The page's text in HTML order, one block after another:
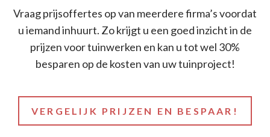
Vraag prijsoffertes op van meerdere firma’s voordat
u iemand inhuurt. Zo krijgt u een goed inzicht in de
prijzen voor tuinwerken en kan u tot wel 30%
besparen op de kosten van uw tuinproject!
VERGELIJK PRIJZEN EN BESPAAR!